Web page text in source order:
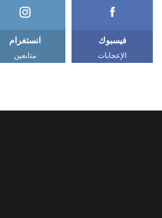
فيسبوك
الإعجابات
انستغرام
متابعين